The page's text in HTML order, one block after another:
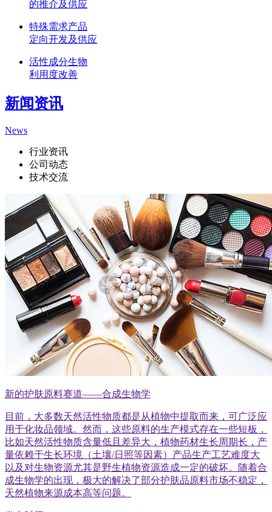
的推介及供应
特殊需求产品
定向开发及供应
活性成分生物
利用度改善
新闻资讯
News
行业资讯
公司动态
技术交流
新的护肤原料赛道——合成生物学
目前，大多数天然活性物质都是从植物中提取而来，可广泛应
用于化妆品领域。然而，这些原料的生产模式存在一些短板，
比如天然活性物质含量低且差异大，植物药材生长周期长，产
量依赖于生长环境（土壤/日照等因素）产品生产工艺难度大
以及对生物资源尤其是野生植物资源造成一定的破坏。随着合
成生物学的出现，极大的解决了部分护肤品原料市场不稳定，
天然植物来源成本高等问题。